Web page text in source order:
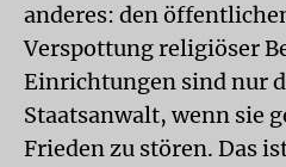
anderes: den
Verspottung religiöser
Einrichtungen sind nur
Staatsanwalt, wenn sie
Frieden zu stören. Das